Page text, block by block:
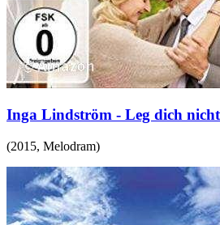
Inga Lindström - Leg dich
(2015, Melodram)